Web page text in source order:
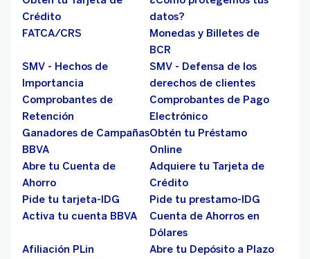
Crédito
datos?
FATCA/CRS
Monedas y Billetes de
BCR
SMV - Hechos de
Importancia
SMV - Defensa de los
derechos de clientes
Comprobantes de
Retención
Comprobantes de Pago
Electrónico
Ganadores de Campañas
BBVA
Obtén tu Préstamo
Online
Abre tu Cuenta de
Ahorro
Adquiere tu Tarjeta de
Crédito
Pide tu tarjeta-IDG
Pide tu prestamo-IDG
Activa tu cuenta BBVA
Cuenta de Ahorros en
Dólares
Afiliación PLin
Abre tu Depósito a Plazo